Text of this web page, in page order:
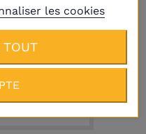
les cookies
TOUT